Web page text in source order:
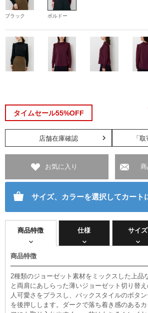
ブラック ボルドー
タイムセール55%OFF
「
店舗在庫確認
お気に入り
サイズ、カラーを選択してカート
商品特徴 仕様 サイズ
商品特徴
2種類のジョーゼット素材をミックスした上品
と両肩にあしらった薄いジョーゼット切り替
人可愛さをプラスし、バックスタイルのボタ
を後押しします。ダークで落ち着き感のある